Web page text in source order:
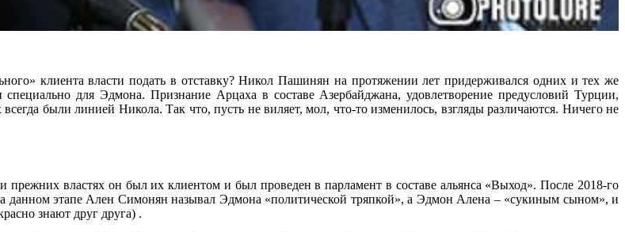
клиента власти подать в отставку? Никол Пашинян на протяжении лет придерживался одних и тех же
для Эдмона. Признание Арцаха в составе Азербайджана, удовлетворение предусловий Турции,
были линией Никола. Так что, пусть не виляет, мол, что-то изменилось, взгляды различаются. Ничего не
властях он был их клиентом и был проведен в парламент в составе альянса «Выход». После 2018-го
данном этапе Ален Симонян называл Эдмона «политической тряпкой», а Эдмон Алена – «сукиным сыном», и
знают друг друга) .